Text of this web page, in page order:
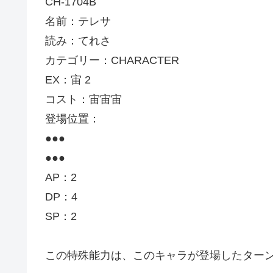
名前：テレサ
読み：てれさ
カテゴリー：CHARACTER
EX：宙 2
コスト：宙宙宙
登場位置：
●●●
●●●
AP：2
DP：4
SP：2
この特殊能力は、このキャラが登場したター